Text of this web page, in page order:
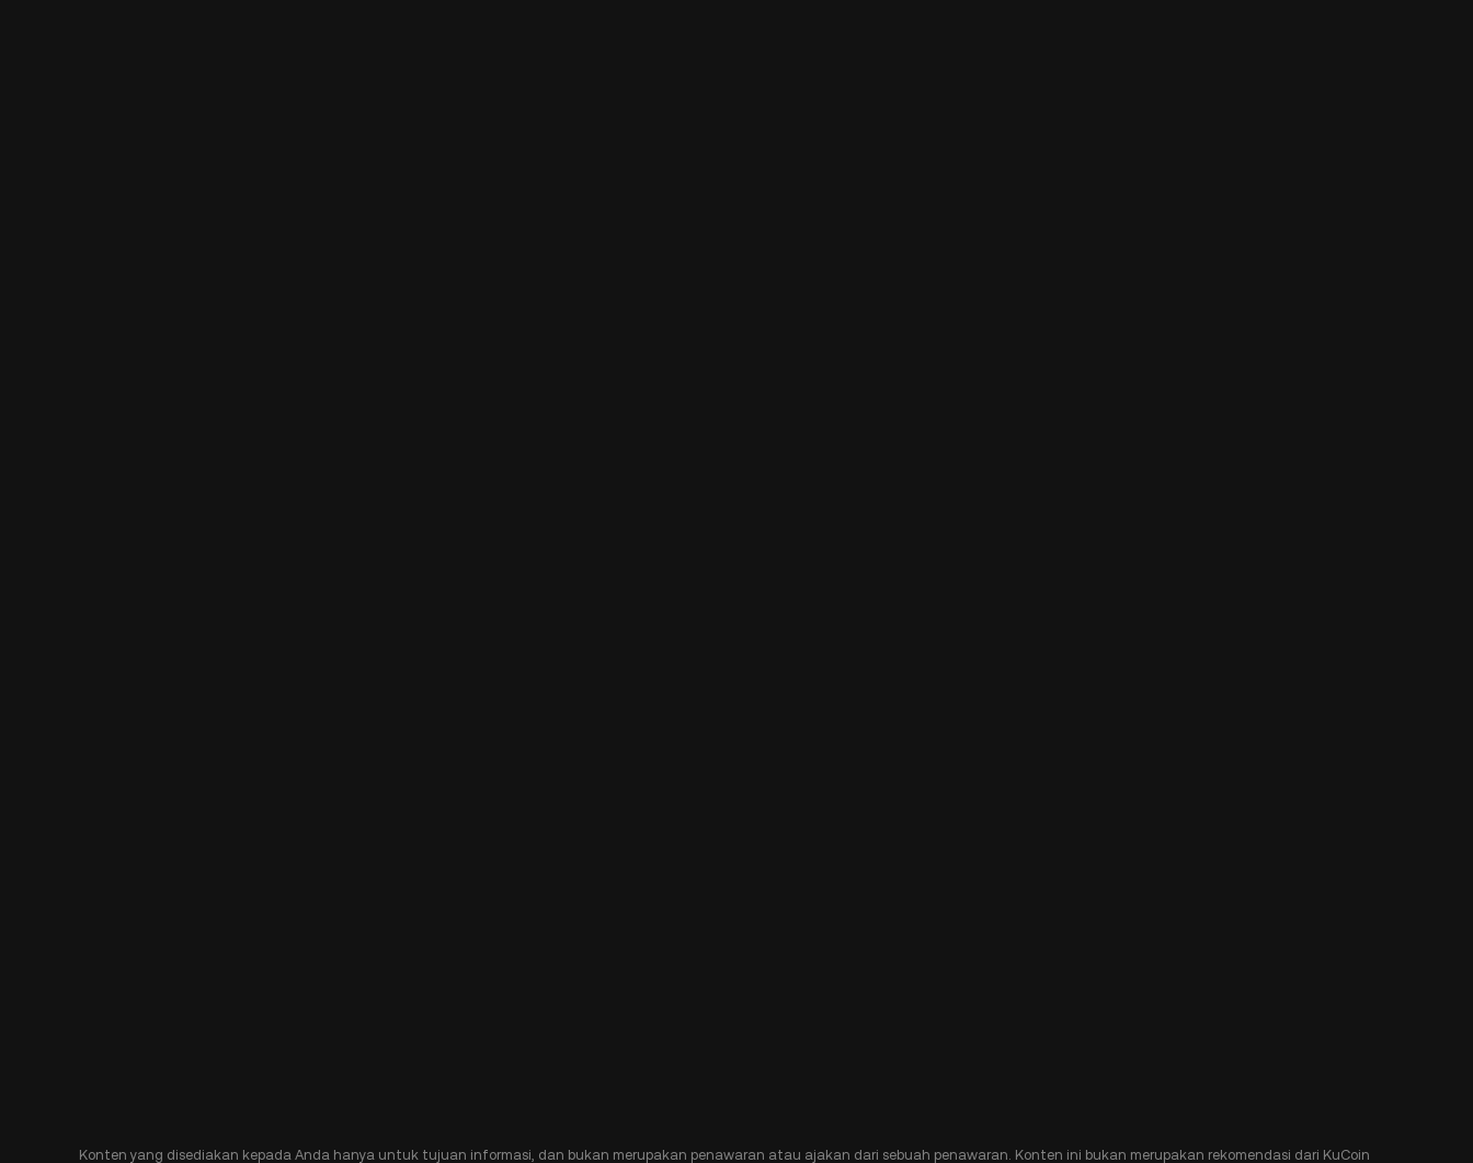
Konten yang disediakan kepada Anda hanya untuk tujuan informasi, dan bukan merupakan penawaran atau ajakan dari sebuah penawaran. Konten ini bukan merupakan rekomendasi dari KuCoin